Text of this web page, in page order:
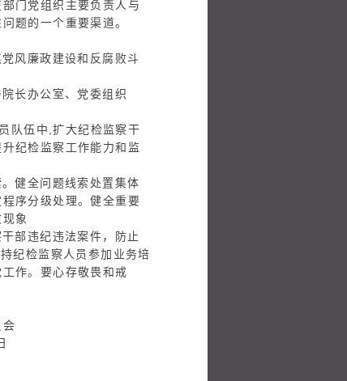
门党组织主要负责人与
题的一个重要渠道。
风廉政建设和反腐败斗
长办公室、党委组织
队伍中,扩大纪检监察干
纪检监察工作能力和监
健全问题线索处置集体
序分级处理。健全重要
象
部违纪违法案件，防止
纪检监察人员参加业务培
作。要心存敬畏和戒